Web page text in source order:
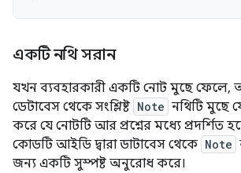
একটি নথি সরান
যখন ব্যবহারকারী একটি নোট মুছে ফেলে,
ডেটাবেস থেকে সংশ্লিষ্ট Note নথিটি মুছে
করে যে নোটটি আর প্রশ্নের মধ্যে প্রদর্শিত
কোডটি আইডি দ্বারা ডাটাবেস থেকে Note
জন্য একটি সুস্পষ্ট অনুরোধ করে।